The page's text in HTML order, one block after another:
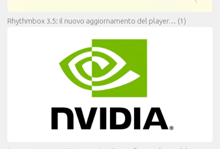
Rhythmbox 3.5: il nuovo aggiornamento del player… (1)